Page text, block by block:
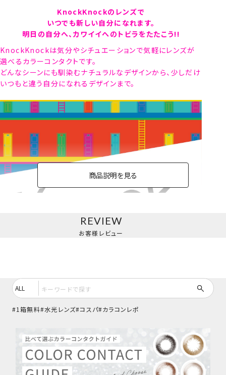
KnockKnockのレンズで
いつでも新しい自分になれます。
明日の自分へ、カワイイへのトビラをたたこう!!
KnockKnockは気分やシチュエーションで気軽にレンズが
選べるカラーコンタクトです。
どんなシーンにも馴染むナチュラルなデザインから、少しだけ
いつもと違う自分になれるデザインまで。
商品説明を見る
REVIEW
お客様レビュー
1箱無料 水光レンズ コスパ カラコンレポ